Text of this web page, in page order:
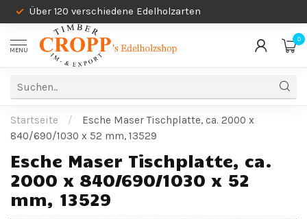
Über 120 verschiedene Edelholzarten
MENU
0
Startseite /
Esche Maser Tischplatte, ca. 2000 x
840/690/1030 x 52 mm, 13529
Esche Maser Tischplatte, ca.
2000 x 840/690/1030 x 52
mm, 13529